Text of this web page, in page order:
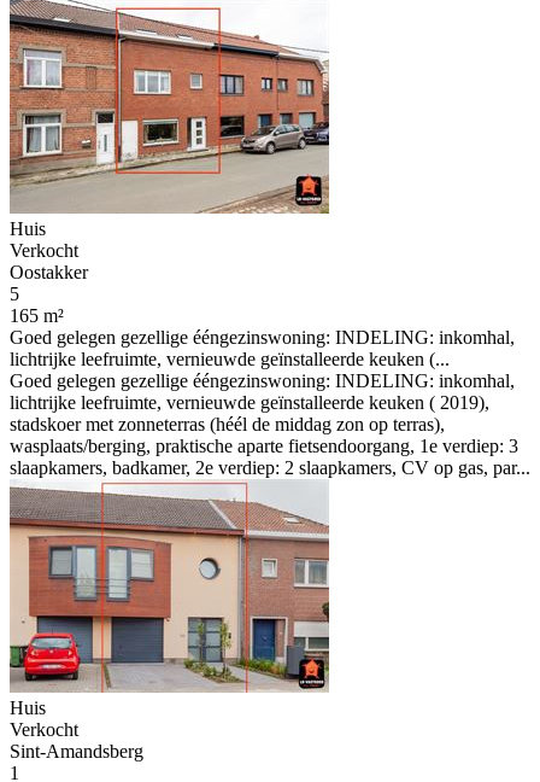
Huis
Verkocht
Oostakker
5
165 m²
Goed gelegen gezellige ééngezinswoning: INDELING: inkomhal,
lichtrijke leefruimte, vernieuwde geïnstalleerde keuken (...
Goed gelegen gezellige ééngezinswoning: INDELING: inkomhal,
lichtrijke leefruimte, vernieuwde geïnstalleerde keuken ( 2019),
stadskoer met zonneterras (héél de middag zon op terras),
wasplaats/berging, praktische aparte fietsendoorgang, 1e verdiep: 3
slaapkamers, badkamer, 2e verdiep: 2 slaapkamers, CV op gas, par...
Huis
Verkocht
Sint-Amandsberg
1